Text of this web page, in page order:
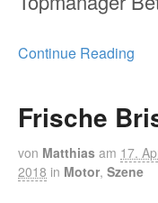
Continue Reading
Frische
von Matthias am 17.
2018 in Motor, Szene